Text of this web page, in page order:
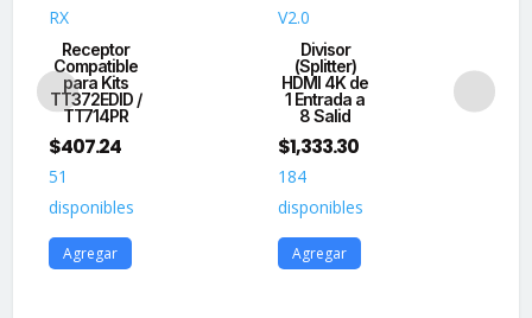
UTP
150
metros
en
4K,
metros
en
RX
Receptor
Compatible
para Kits
TT372EDID /
TT714PR
$407.24
51
disponibles
Agregar
V2.0
Divisor
(Splitter)
HDMI 4K de
1 Entrada a
8 Salid
$1,333.30
184
disponibles
Agregar